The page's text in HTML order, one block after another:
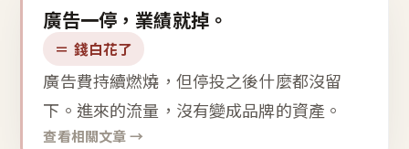
廣告一停，業績就掉。
＝ 錢白花了
廣告費持續燃燒，但停投之後什麼都沒留
下。進來的流量，沒有變成品牌的資產。
查看相關文章 →